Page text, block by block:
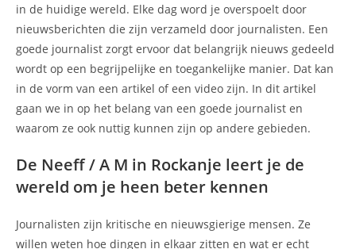
in de huidige wereld. Elke dag word je overspoelt door
nieuwsberichten die zijn verzameld door journalisten. Een
goede journalist zorgt ervoor dat belangrijk nieuws gedeeld
wordt op een begrijpelijke en toegankelijke manier. Dat kan
in de vorm van een artikel of een video zijn. In dit artikel
gaan we in op het belang van een goede journalist en
waarom ze ook nuttig kunnen zijn op andere gebieden.
De Neeff / A M in Rockanje leert je de
wereld om je heen beter kennen
Journalisten zijn kritische en nieuwsgierige mensen. Ze
willen weten hoe dingen in elkaar zitten en wat er echt